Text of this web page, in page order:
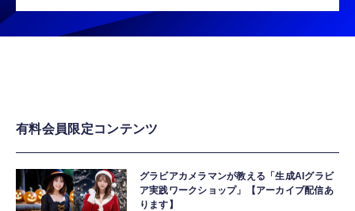
有料会員限定コンテンツ
グラビアカメラマンが教える「生成AIグラビ
ア実践ワークショップ」【アーカイブ配信あ
ります】